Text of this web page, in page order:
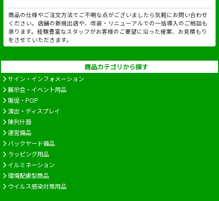
商品の仕様やご注文方法でご不明な点がございましたら気軽にお問い合わせ
ください。店舗の新規出店や、改装・リニューアルでの一括導入のご相談も
承ります。経験豊富なスタッフがお客様のご要望に沿った提案、お見積もり
をさせていただきます。
商品カテゴリから探す
サイン・インフォメーション
展示会・イベント用品
販促・POP
演出・ディスプレイ
陳列什器
運営備品
バックヤード備品
ラッピング用品
イルミネーション
環境配慮型商品
ウイルス感染対策用品